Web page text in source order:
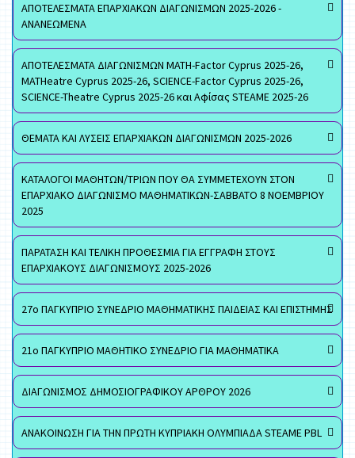
ΑΠΟΤΕΛΕΣΜΑΤΑ ΕΠΑΡΧΙΑΚΩΝ ΔΙΑΓΩΝΙΣΜΩΝ 2025-2026 -
ΑΝΑΝΕΩΜΕΝΑ
ΑΠΟΤΕΛΕΣΜΑΤΑ ΔΙΑΓΩΝΙΣΜΩΝ MATH-Factor Cyprus 2025-26,
MATHeatre Cyprus 2025-26, SCIENCE-Factor Cyprus 2025-26,
SCIENCE-Theatre Cyprus 2025-26 και Αφίσας STEAME 2025-26
ΘΕΜΑΤΑ ΚΑΙ ΛΥΣΕΙΣ ΕΠΑΡΧΙΑΚΩΝ ΔΙΑΓΩΝΙΣΜΩΝ 2025-2026
ΚΑΤΑΛΟΓΟΙ ΜΑΘΗΤΩΝ/ΤΡΙΩΝ ΠΟΥ ΘΑ ΣΥΜΜΕΤΕΧΟΥΝ ΣΤΟΝ
ΕΠΑΡΧΙΑΚΟ ΔΙΑΓΩΝΙΣΜΟ ΜΑΘΗΜΑΤΙΚΩΝ-ΣΑΒΒΑΤΟ 8 ΝΟΕΜΒΡΙΟΥ
2025
ΠΑΡΑΤΑΣΗ ΚΑΙ ΤΕΛΙΚΗ ΠΡΟΘΕΣΜΙΑ ΓΙΑ ΕΓΓΡΑΦΗ ΣΤΟΥΣ
ΕΠΑΡΧΙΑΚΟΥΣ ΔΙΑΓΩΝΙΣΜΟΥΣ 2025-2026
27ο ΠΑΓΚΥΠΡΙΟ ΣΥΝΕΔΡΙΟ ΜΑΘΗΜΑΤΙΚΗΣ ΠΑΙΔΕΙΑΣ ΚΑΙ ΕΠΙΣΤΗΜΗΣ
21ο ΠΑΓΚΥΠΡΙΟ ΜΑΘΗΤΙΚΟ ΣΥΝΕΔΡΙΟ ΓΙΑ ΜΑΘΗΜΑΤΙΚΑ
ΔΙΑΓΩΝΙΣΜΟΣ ΔΗΜΟΣΙΟΓΡΑΦΙΚΟΥ ΑΡΘΡΟΥ 2026
ΑΝΑΚΟΙΝΩΣΗ ΓΙΑ ΤΗΝ ΠΡΩΤΗ ΚΥΠΡΙΑΚΗ ΟΛΥΜΠΙΑΔΑ STEAME PBL